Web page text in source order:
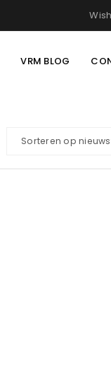
VRM BLOG
Sorteren op